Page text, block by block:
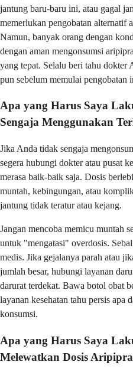
jantung baru-baru ini, atau gagal
memerlukan pengobatan alternatif
Namun, banyak orang dengan
dengan aman mengonsumsi
yang tepat. Selalu beri tahu dokter
pun sebelum memulai pengobatan
Apa yang Harus Saya
Sengaja Menggunakan
Jika Anda tidak sengaja
segera hubungi dokter atau pusat
merasa baik-baik saja. Dosis
muntah, kebingungan, atau
jantung tidak teratur atau kejang.
Jangan mencoba memicu muntah
untuk "mengatasi" overdosis.
medis. Jika gejalanya parah atau
jumlah besar, hubungi layanan
darurat terdekat. Bawa botol obat
layanan kesehatan tahu persis apa
konsumsi.
Apa yang Harus Saya
Melewatkan Dosis